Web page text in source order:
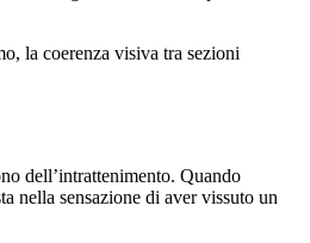
la coerenza visiva tra sezioni
dell’intrattenimento. Quando
nella sensazione di aver vissuto un